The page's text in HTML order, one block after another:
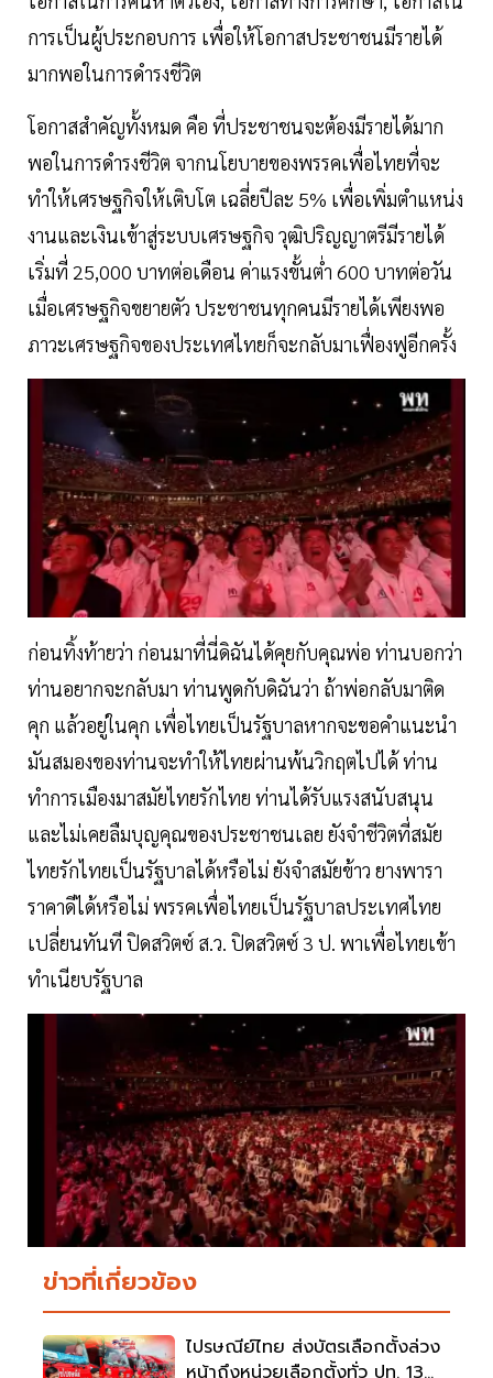
การเป็นผู้ประกอบการ เพื่อให้โอกาสประชาชนมีรายได้
มากพอในการดำรงชีวิต
โอกาสสำคัญทั้งหมด คือ ที่ประชาชนจะต้องมีรายได้มาก
พอในการดำรงชีวิต จากนโยบายของพรรคเพื่อไทยที่จะ
ทำให้เศรษฐกิจให้เติบโต เฉลี่ยปีละ 5% เพื่อเพิ่มตำแหน่ง
งานและเงินเข้าสู่ระบบเศรษฐกิจ วุฒิปริญญาตรีมีรายได้
เริ่มที่ 25,000 บาทต่อเดือน ค่าแรงขั้นต่ำ 600 บาทต่อวัน
เมื่อเศรษฐกิจขยายตัว ประชาชนทุกคนมีรายได้เพียงพอ
ภาวะเศรษฐกิจของประเทศไทยก็จะกลับมาเฟื่องฟูอีกครั้ง
ก่อนทิ้งท้ายว่า ก่อนมาที่นี่ดิฉันได้คุยกับคุณพ่อ ท่านบอกว่า
ท่านอยากจะกลับมา ท่านพูดกับดิฉันว่า ถ้าพ่อกลับมาติด
คุก แล้วอยู่ในคุก เพื่อไทยเป็นรัฐบาลหากจะขอคำแนะนำ
มันสมองของท่านจะทำให้ไทยผ่านพ้นวิกฤตไปได้ ท่าน
ทำการเมืองมาสมัยไทยรักไทย ท่านได้รับแรงสนับสนุน
และไม่เคยลืมบุญคุณของประชาชนเลย ยังจำชีวิตที่สมัย
ไทยรักไทยเป็นรัฐบาลได้หรือไม่ ยังจำสมัยข้าว ยางพารา
ราคาดีได้หรือไม่ พรรคเพื่อไทยเป็นรัฐบาลประเทศไทย
เปลี่ยนทันที ปิดสวิตซ์ ส.ว. ปิดสวิตซ์ 3 ป. พาเพื่อไทยเข้า
ทำเนียบรัฐบาล
ข่าวที่เกี่ยวข้อง
ไปรษณีย์ไทย ส่งบัตรเลือกตั้งล่วง
หน้าถึงหน่วยเลือกตั้งทั่ว ปท. 13